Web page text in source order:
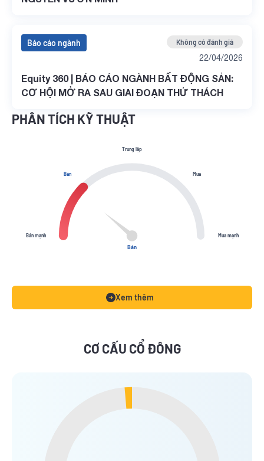
Báo cáo ngành Không có đánh giá
22/04/2026
Equity 360 | BÁO CÁO NGÀNH BẤT ĐỘNG SẢN:
CƠ HỘI MỞ RA SAU GIAI ĐOẠN THỬ THÁCH
PHÂN TÍCH KỸ THUẬT
Bán mạnh
Bán
Trung lập
Mua
Mua mạnh
Bán
Xem thêm
CƠ CẤU CỔ ĐÔNG